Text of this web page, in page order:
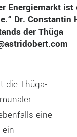
Energiemarkt ist
Dr. Constantin
der Thüga
die Thüga-
eine